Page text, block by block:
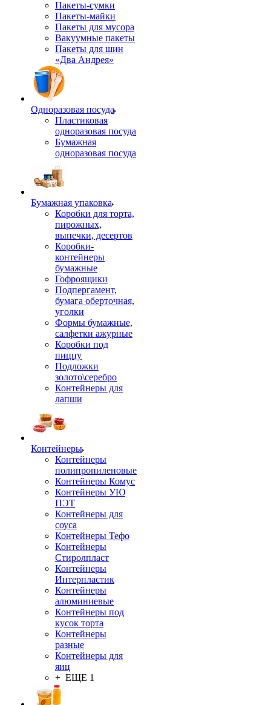
Пакеты-сумки
Пакеты-майки
Пакеты для мусора
Вакуумные пакеты
Пакеты для шин
«Два Андрея»
Одноразовая посуда
Пластиковая
одноразовая посуда
Бумажная
одноразовая посуда
Бумажная упаковка
Коробки для торта,
пирожных,
выпечки, десертов
Коробки-
контейнеры
бумажные
Гофроящики
Подпергамент,
бумага оберточная,
уголки
Формы бумажные,
салфетки ажурные
Коробки под
пиццу
Подложки
золото\серебро
Контейнеры для
лапши
Контейнеры
Контейнеры
полипропиленовые
Контейнеры Комус
Контейнеры УЮ
ПЭТ
Контейнеры для
соуса
Контейнеры Тефо
Контейнеры
Стиролпласт
Контейнеры
Интерпластик
Контейнеры
алюминиевые
Контейнеры под
кусок торта
Контейнеры
разные
Контейнеры для
яиц
+ ЕЩЕ 1